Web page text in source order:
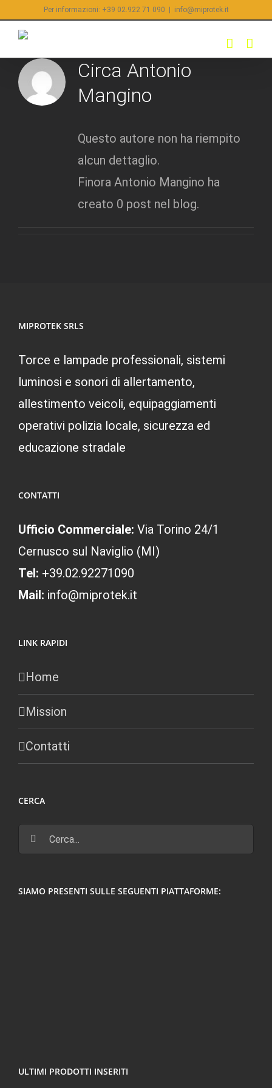
contenuto
Per informazioni: +39 02.922 71 090 info@miprotek.it
Circa Antonio
Mangino
Questo autore non ha riempito
alcun dettaglio.
Finora Antonio Mangino ha
creato 0 post nel blog.
MIPROTEK SRLS
Torce e lampade professionali, sistemi
luminosi e sonori di allertamento,
allestimento veicoli, equipaggiamenti
operativi polizia locale, sicurezza ed
educazione stradale
CONTATTI
Ufficio Commerciale: Via Torino 24/1
Cernusco sul Naviglio (MI)
Tel: +39.02.92271090
Mail: info@miprotek.it
LINK RAPIDI
Home
Mission
Contatti
CERCA
Cerca
per:
SIAMO PRESENTI SULLE SEGUENTI PIATTAFORME:
ULTIMI PRODOTTI INSERITI